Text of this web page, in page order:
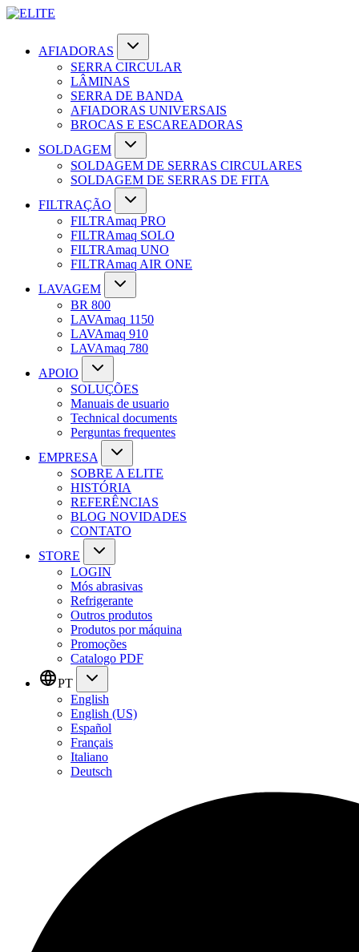
AFIADORAS
SERRA CIRCULAR
LÂMINAS
SERRA DE BANDA
AFIADORAS UNIVERSAIS
BROCAS E ESCAREADORAS
SOLDAGEM
SOLDAGEM DE SERRAS CIRCULARES
SOLDAGEM DE SERRAS DE FITA
FILTRAÇÃO
FILTRAmaq PRO
FILTRAmaq SOLO
FILTRAmaq UNO
FILTRAmaq AIR ONE
LAVAGEM
BR 800
LAVAmaq 1150
LAVAmaq 910
LAVAmaq 780
APOIO
SOLUÇÕES
Manuais de usuario
Technical documents
Perguntas frequentes
EMPRESA
SOBRE A ELITE
HISTÓRIA
REFERÊNCIAS
BLOG NOVIDADES
CONTATO
STORE
LOGIN
Mós abrasivas
Refrigerante
Outros produtos
Produtos por máquina
Promoções
Catalogo PDF
PT
English
English (US)
Español
Français
Italiano
Deutsch